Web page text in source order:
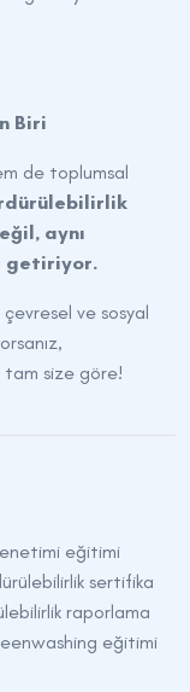
Biri
de toplumsal
aynı
getiriyor.
ve sosyal
tam size göre!
eğitimi
sertifika
raporlama
eğitimi